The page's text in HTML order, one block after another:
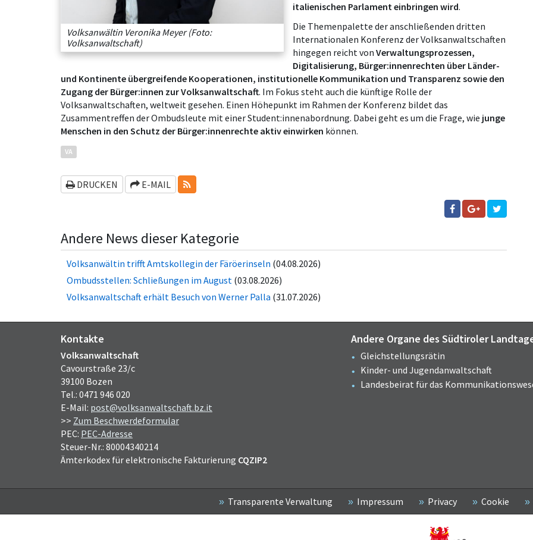
Volksanwältin Veronika Meyer (Foto:
Volksanwaltschaft)
italienischen Parlament einbringen wird.
Die Themenpalette der anschließenden dritten
Internationalen Konferenz der Volksanwaltschaften
hingegen reicht von Verwaltungsprozessen,
Digitalisierung, Bürger:innenrechten über Länder-
und Kontinente übergreifende Kooperationen, institutionelle Kommunikation und Transparenz sowie den
Zugang der Bürger:innen zur Volksanwaltschaft. Im Fokus steht auch die künftige Rolle der
Volksanwaltschaften, weltweit gesehen. Einen Höhepunkt im Rahmen der Konferenz bildet das
Zusammentreffen der Ombudsleute mit einer Student:innenabordnung. Dabei geht es um die Frage, wie junge
Menschen in den Schutz der Bürger:innenrechte aktiv einwirken können.
VA
DRUCKEN E-MAIL RSS-FEEDS
Andere News dieser Kategorie
Volksanwältin trifft Amtskollegin der Fä­rö­er­in­seln (04.08.2026)
Ombudsstellen: Schließungen im August (03.08.2026)
Volksanwaltschaft erhält Besuch von Werner Palla (31.07.2026)
Kontakte
Volksanwaltschaft
Cavourstraße 23/c
39100 Bozen
Tel.: 0471 946 020
E-Mail: post@volksanwaltschaft.bz.it
>> Zum Beschwerdeformular
PEC: PEC-Adresse
Steuer-Nr.: 80004340214
Ämterkodex für elektronische Fakturierung CQZIP2
Andere Organe des Südtiroler
Gleichstellungsrätin
Kinder- und Jugendanwaltschaft
Landesbeirat für das
Transparente Verwaltung Impressum Privacy Cookie